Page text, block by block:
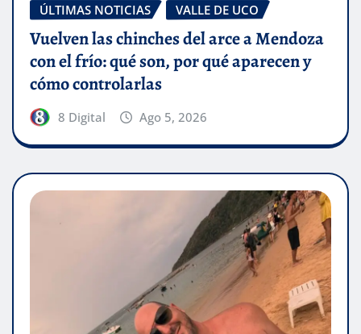
ÚLTIMAS NOTICIAS
VALLE DE UCO
Vuelven las chinches del arce a Mendoza
con el frío: qué son, por qué aparecen y
cómo controlarlas
8 Digital Ago 5, 2026